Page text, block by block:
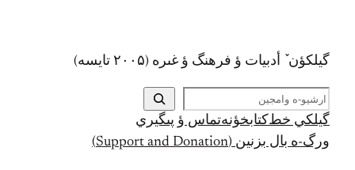
گيلکؤن ٚ أدبیات ؤ فرهنگ ؤ غىره (۲۰۰۵ تايسه)
ج
س
ت
ج
گيلکي خط کتابخؤنهتماس ؤ پىگيري
ورگ-ه بال بزنين (Support and Donation)